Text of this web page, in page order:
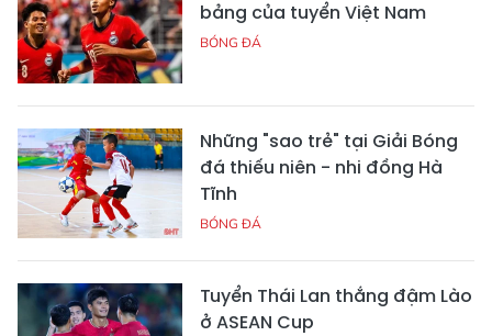
bảng của tuyển Việt Nam
BÓNG ĐÁ
Những "sao trẻ" tại Giải Bóng
đá thiếu niên - nhi đồng Hà
Tĩnh
BÓNG ĐÁ
Tuyển Thái Lan thắng đậm Lào
ở ASEAN Cup